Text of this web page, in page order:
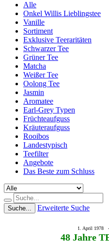
Alle
Onkel Willis Lieblingstee
Vanille
Sortiment
Exklusive Teeraritäten
Schwarzer Tee
Grüner Tee
Matcha
Weißer Tee
Oolong Tee
Jasmin
Aromatee
Earl-Grey Typen
Früchteaufguss
Kräuteraufguss
Rooibos
Landestypisch
Teefilter
Angebote
Das Beste zum Schluss
Suche... Erweiterte Suche
1. April 1978
48 Jahre